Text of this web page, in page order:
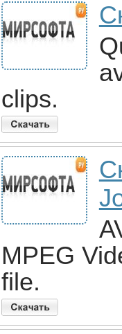
clips.
MPEG
file.